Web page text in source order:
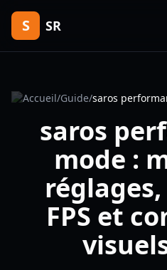
S SR
Accueil/Guide/
saros
mode :
FPS et